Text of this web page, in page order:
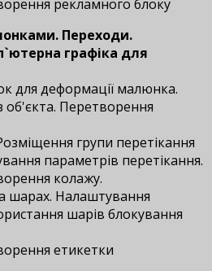
рекламного блоку
Переходи.
графіка для
для деформації малюнка.
об'єкта. Перетворення
групи перетікання
параметрів перетікання.
колажу.
шарах. Налаштування
шарів блокування
етикетки